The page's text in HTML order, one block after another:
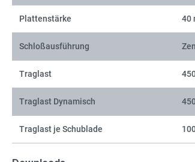
Plattenstärke 40
Schloßausführung
Traglast
Traglast Dynamisch
Traglast je Schublade